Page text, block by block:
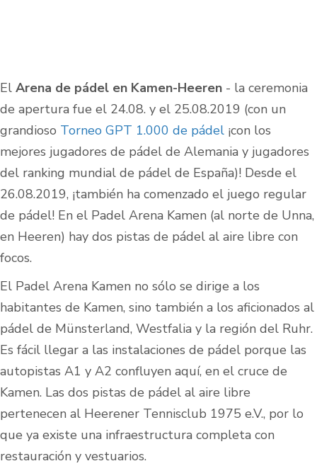
El Arena de pádel en Kamen-Heeren - la ceremonia
de apertura fue el 24.08. y el 25.08.2019 (con un
grandioso Torneo GPT 1.000 de pádel ¡con los
mejores jugadores de pádel de Alemania y jugadores
del ranking mundial de pádel de España)! Desde el
26.08.2019, ¡también ha comenzado el juego regular
de pádel! En el Padel Arena Kamen (al norte de Unna,
en Heeren) hay dos pistas de pádel al aire libre con
focos.
El Padel Arena Kamen no sólo se dirige a los
habitantes de Kamen, sino también a los aficionados al
pádel de Münsterland, Westfalia y la región del Ruhr.
Es fácil llegar a las instalaciones de pádel porque las
autopistas A1 y A2 confluyen aquí, en el cruce de
Kamen. Las dos pistas de pádel al aire libre
pertenecen al Heerener Tennisclub 1975 e.V., por lo
que ya existe una infraestructura completa con
restauración y vestuarios.